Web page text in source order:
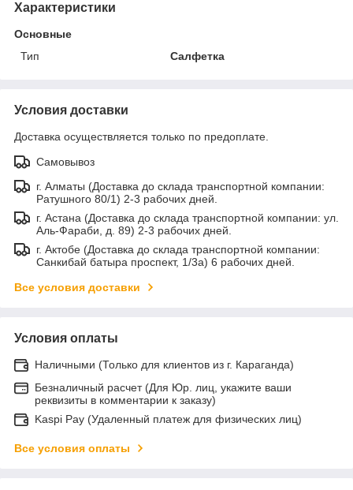
Характеристики
Основные
Тип
Салфетка
Условия доставки
Доставка осуществляется только по предоплате.
Самовывоз
г. Алматы (Доставка до склада транспортной компании:
Ратушного 80/1) 2-3 рабочих дней.
г. Астана (Доставка до склада транспортной компании: ул.
Аль-Фараби, д. 89) 2-3 рабочих дней.
г. Актобе (Доставка до склада транспортной компании:
Санкибай батыра проспект, 1/3а) 6 рабочих дней.
Все условия доставки
Условия оплаты
Наличными (Только для клиентов из г. Караганда)
Безналичный расчет (Для Юр. лиц, укажите ваши
реквизиты в комментарии к заказу)
Kaspi Pay (Удаленный платеж для физических лиц)
Все условия оплаты